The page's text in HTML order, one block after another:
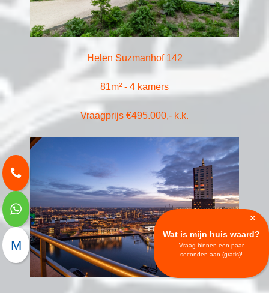
M
Wat is mijn huis waard?
Vraag binnen een paar
seconden aan (gratis)!
✕
Helen Suzmanhof 142
81m² - 4 kamers
Vraagprijs €495.000,- k.k.